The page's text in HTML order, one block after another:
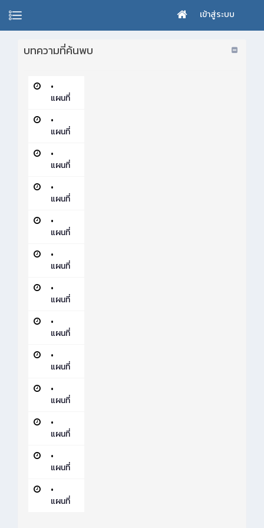
เข้าสู่ระบบ
บทความที่ค้นพบ
•
แผนที่
•
แผนที่
•
แผนที่
•
แผนที่
•
แผนที่
•
แผนที่
•
แผนที่
•
แผนที่
•
แผนที่
•
แผนที่
•
แผนที่
•
แผนที่
•
แผนที่